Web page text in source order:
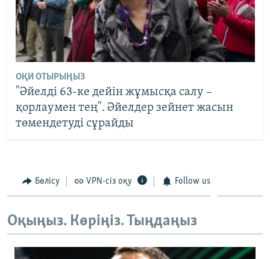
ОҚИ ОТЫРЫҢЫЗ
"Әйелді 63-ке дейін жұмысқа салу –
қорлаумен тең". Әйелдер зейнет жасын
төмендетуді сұрайды
Бөлісу VPN-сіз оқу Follow us
Оқыңыз. Көріңіз. Тыңдаңыз